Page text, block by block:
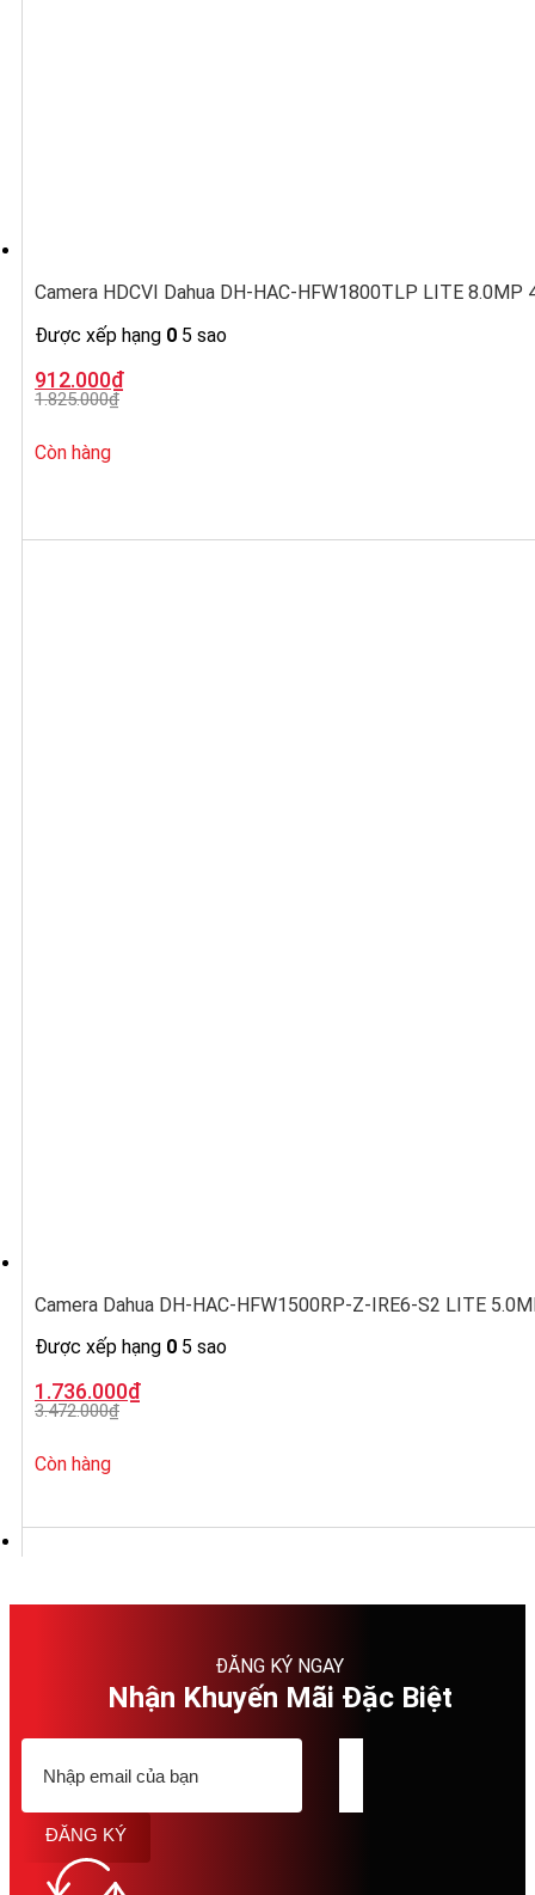
Camera HDCVI Dahua DH-HAC-HFW1800TLP LITE 8.0MP
Được xếp hạng 0 5 sao
1.825.000₫
Giá
gốc
là:
912.000₫
Giá
hiện
tại
912.000₫.
Còn hàng
Camera Dahua DH-HAC-HFW1500RP-Z-IRE6-S2 LITE
Được xếp hạng 0 5 sao
3.472.000₫
Giá
gốc
là:
1.736.000₫
Giá
hiện
tại
1.736.000₫.
Còn hàng
ĐĂNG KÝ NGAY
Nhận Khuyến Mãi Đặc Biệt
ĐĂNG KÝ